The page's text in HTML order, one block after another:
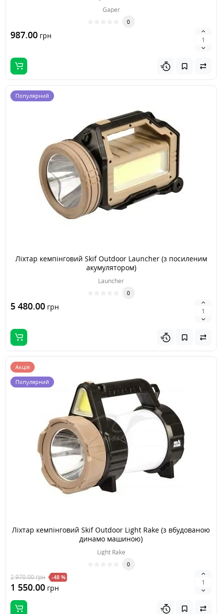
Gaper
0
987.00 грн
Популярний
Ліхтар кемпінговий Skif Outdoor Launcher (з посиленим
акумулятором)
Launcher
0
5 480.00 грн
Акція
Популярний
Ліхтар кемпінговий Skif Outdoor Light Rake (з вбудованою
динамо машиною)
Light Rake
0
2 970.00грн -48 %
1 550.00 грн